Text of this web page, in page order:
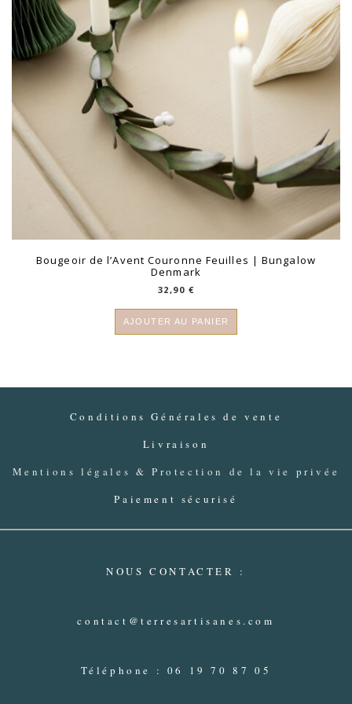
Bougeoir de l’Avent Couronne Feuilles | Bungalow
Denmark
32,90 €
AJOUTER AU PANIER
Conditions Générales de vente
Livraison
Mentions légales & Protection de la vie privée
Paiement sécurisé
NOUS CONTACTER :
contact@terresartisanes.com
Téléphone : 06 19 70 87 05